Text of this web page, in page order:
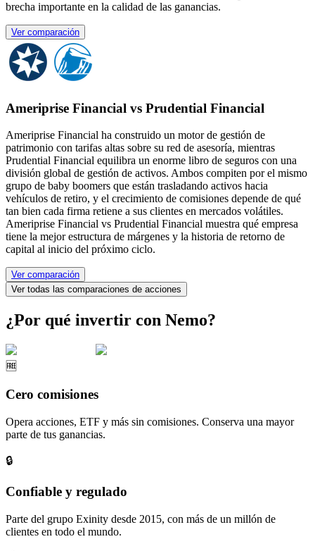
brecha importante en la calidad de las ganancias.
Ver comparación
Ameriprise Financial vs Prudential Financial
Ameriprise Financial ha construido un motor de gestión de
patrimonio con tarifas altas sobre su red de asesoría, mientras
Prudential Financial equilibra un enorme libro de seguros con una
división global de gestión de activos. Ambos compiten por el mismo
grupo de baby boomers que están trasladando activos hacia
vehículos de retiro, y el crecimiento de comisiones depende de qué
tan bien cada firma retiene a sus clientes en mercados volátiles.
Ameriprise Financial vs Prudential Financial muestra qué empresa
tiene la mejor estructura de márgenes y la historia de retorno de
capital al inicio del próximo ciclo.
Ver comparación
Ver todas las comparaciones de acciones
¿Por qué invertir con Nemo?
🆓
Cero comisiones
Opera acciones, ETF y más sin comisiones. Conserva una mayor
parte de tus ganancias.
🔒
Confiable y regulado
Parte del grupo Exinity desde 2015, con más de un millón de
clientes en todo el mundo.